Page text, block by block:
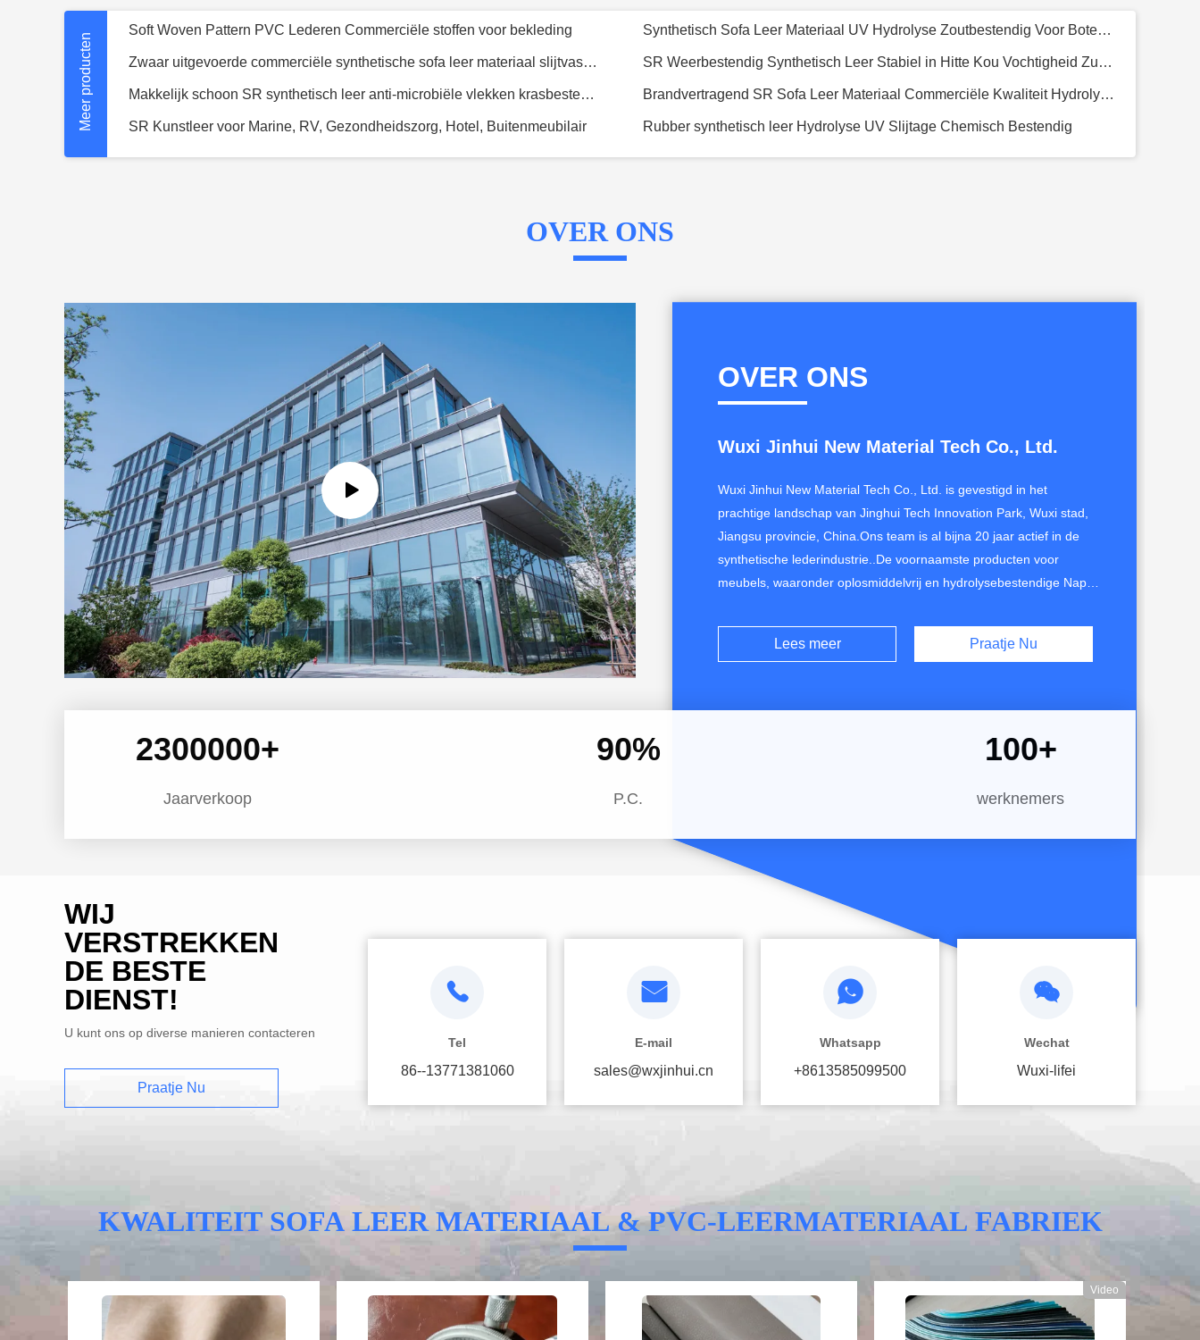
Meer producten
100% siliconen polymeer kunstleer UV weer schimmelbestendig Premium Silicone Polyurethane Leer Voor Hotels Resorts Luxe Eco Bewust 1.0mm
Premium Siliconen PU Leer Voor Hotels Resorts Luxe Duurzaam Milieubewust Premium NAPPA als Micro Fiber Leer Huidvriendelijk Polsterstof
OVER ONS
OVER ONS
Wuxi Jinhui New Material Tech Co., Ltd.
Wuxi Jinhui New Material Tech Co., Ltd. is gevestigd in het
prachtige landschap van Jinghui Tech Innovation Park, Wuxi stad,
Jiangsu provincie, China.Ons team is al bijna 20 jaar actief in de
synthetische lederindustrie..De voornaamste producten voor
meubels, waaronder oplosmiddelvrij en hydrolysebestendige Napa-
gevacuumeerde microfiberleer,PU-leer zonder oplosmiddel, PVC-
leer met vlamvertragend vermogen en suede textiel
Lees meer Praatje Nu
2300000+
Jaarverkoop
90%
P.C.
100+
werknemers
WIJ
VERSTREKKEN
DE BESTE
DIENST!
U kunt ons op diverse manieren contacteren
Praatje Nu
Tel
86--13771381060
E-mail
sales@wxjinhui.cn
Whatsapp
+8613585099500
Wechat
Wuxi-lifei
KWALITEIT SOFA LEER MATERIAAL & PVC-LEERMATERIAAL FABRIEK
Video